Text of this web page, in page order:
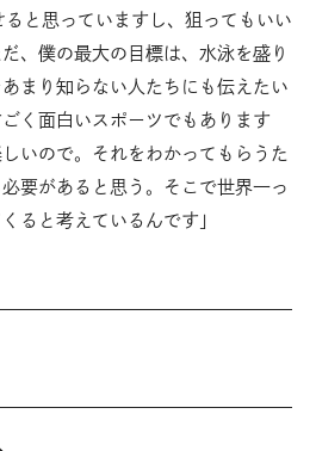
と思っていますし、狙ってもいい
、僕の最大の目標は、水泳を盛り
まり知らない人たちにも伝えたい
く面白いスポーツでもあります
いので。それをわかってもらうた
要があると思う。そこで世界一っ
ると考えているんです」